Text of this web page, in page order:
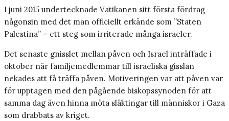
I juni 2015 undertecknade Vatikanen sitt första fördrag
någonsin med det man officiellt erkände som ”Staten
Palestina” – ett steg som irriterade många israeler.
Det senaste gnisslet mellan påven och Israel inträffade i
oktober när familjemedlemmar till israeliska gisslan
nekades att få träffa påven. Motiveringen var att påven var
för upptagen med den pågående biskopssynoden för att
samma dag även hinna möta släktingar till människor i Gaza
som drabbats av kriget.